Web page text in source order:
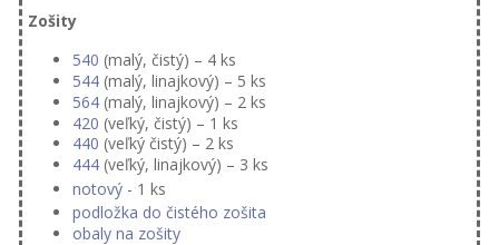
Zošity
540 (malý, čistý) – 4 ks
544 (malý, linajkový) – 5 ks
564 (malý, linajkový) – 2 ks
420 (veľký, čistý) – 1 ks
440 (veľký čistý) – 2 ks
444 (veľký, linajkový) – 3 ks
notový - 1 ks
podložka do čistého zošita
obaly na zošity